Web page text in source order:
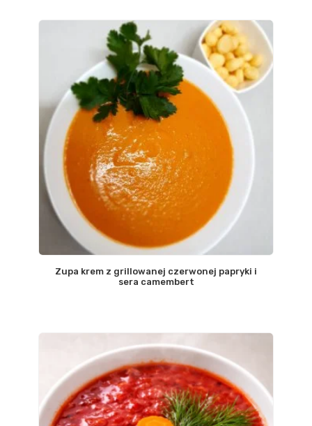
Zupa krem z grillowanej czerwonej papryki i
sera camembert